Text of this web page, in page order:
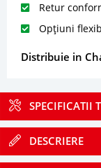
Retur
Opțiuni
Distribuie in
SPECIFICATII
DESCRIERE